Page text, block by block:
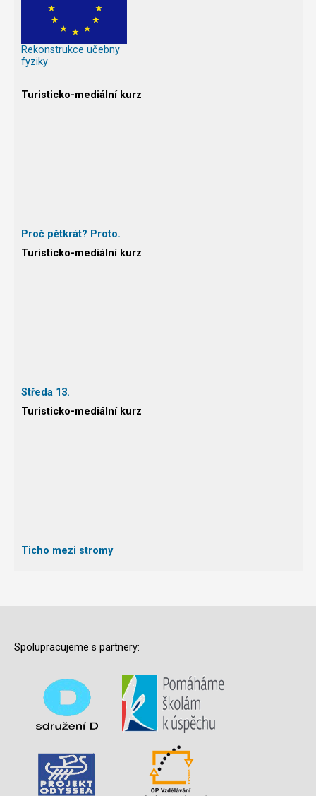
Rekonstrukce učebny
fyziky
Turisticko-mediální kurz
Proč pětkrát? Proto.
Turisticko-mediální kurz
Středa 13.
Turisticko-mediální kurz
Ticho mezi stromy
Spolupracujeme s partnery: